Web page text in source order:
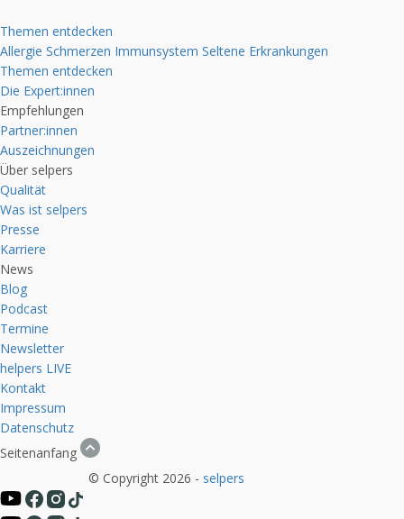
Themen entdecken
Allergie Schmerzen Immunsystem Seltene Erkrankungen
Themen entdecken
Die Expert:innen
Empfehlungen
Partner:innen
Auszeichnungen
Über selpers
Qualität
Was ist selpers
Presse
Karriere
News
Blog
Podcast
Termine
Newsletter
helpers LIVE
Kontakt
Impressum
Datenschutz
Seitenanfang
© Copyright 2026 - selpers